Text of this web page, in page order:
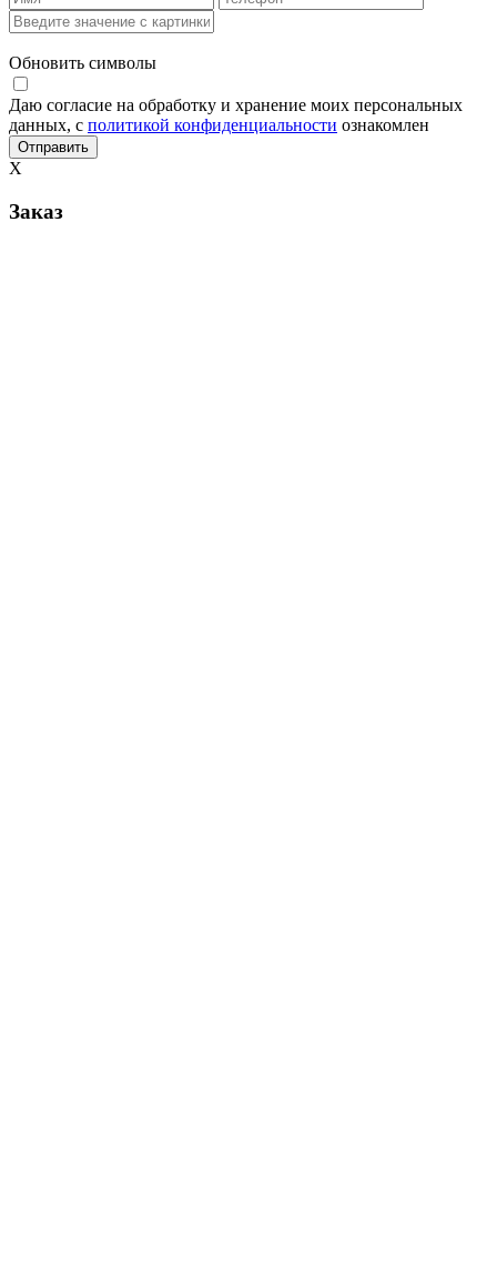
Обновить символы
Даю согласие на обработку и хранение моих персональных
данных, с политикой конфиденциальности ознакомлен
X
Заказ